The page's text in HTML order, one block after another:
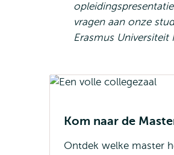
vragen aan onze
Erasmus
Kom naar de
Ontdek welke master